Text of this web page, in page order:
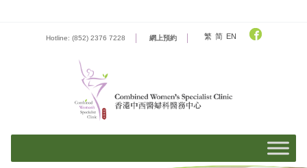
Hotline: (852) 2376 7228 網上預約 繁 简 EN